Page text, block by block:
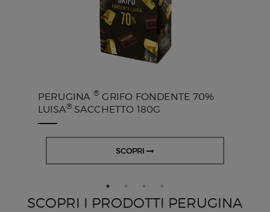
PERUGINA ®GRIFO FONDENTE 70%
LUISA®SACCHETTO 180G
SCOPRI
SCOPRI I PRODOTTI PERUGINA